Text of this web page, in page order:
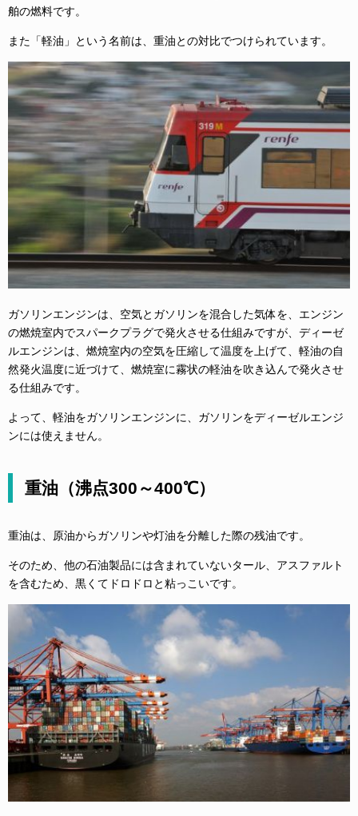
舶の燃料です。
また「軽油」という名前は、重油との対比でつけられています。
ガソリンエンジンは、空気とガソリンを混合した気体を、エンジン
の燃焼室内でスパークプラグで発火させる仕組みですが、ディーゼ
ルエンジンは、燃焼室内の空気を圧縮して温度を上げて、軽油の自
然発火温度に近づけて、燃焼室に霧状の軽油を吹き込んで発火させ
る仕組みです。
よって、軽油をガソリンエンジンに、ガソリンをディーゼルエンジ
ンには使えません。
重油（沸点300～400℃）
重油は、原油からガソリンや灯油を分離した際の残油です。
そのため、他の石油製品には含まれていないタール、アスファルト
を含むため、黒くてドロドロと粘っこいです。